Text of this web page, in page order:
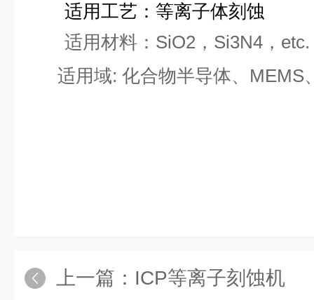
适用工艺：等离子体刻蚀
适用材料：SiO2，Si3N4，etc.
适用域: 化合物半导体、MEMS
上一篇： ICP等离子刻蚀机